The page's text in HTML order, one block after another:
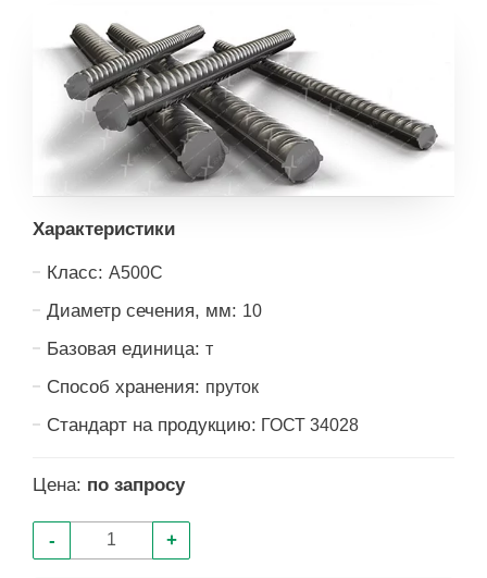
Характеристики
Класс: А500С
Диаметр сечения, мм: 10
Базовая единица: т
Способ хранения: пруток
Стандарт на продукцию: ГОСТ 34028
Цена: по запросу
- +